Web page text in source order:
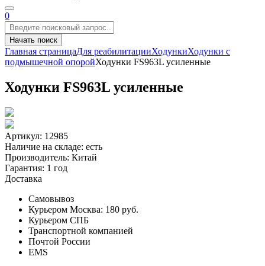
0
Начать поиск
Главная страницаДля реабилитацииХодункиХодунки с
подмышечной опоройХодунки FS963L усиленные
Ходунки FS963L усиленные
Артикул: 12985
Наличие на складе: есть
Производитель: Китай
Гарантия: 1 год
Доставка
Самовывоз
Курьером Москва: 180 руб.
Курьером СПБ
Транспортной компанией
Почтой России
EMS